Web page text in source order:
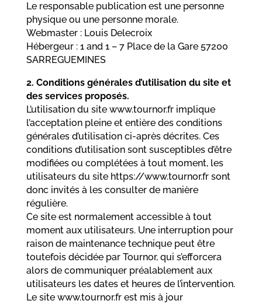
Le responsable publication est une personne
physique ou une personne morale.
Webmaster : Louis Delecroix
Hébergeur : 1 and 1 – 7 Place de la Gare 57200
SARREGUEMINES
2. Conditions générales d’utilisation du site et
des services proposés.
L’utilisation du site www.tournor.fr implique
l’acceptation pleine et entière des conditions
générales d’utilisation ci-après décrites. Ces
conditions d’utilisation sont susceptibles d’être
modifiées ou complétées à tout moment, les
utilisateurs du site https://www.tournor.fr sont
donc invités à les consulter de manière
régulière.
Ce site est normalement accessible à tout
moment aux utilisateurs. Une interruption pour
raison de maintenance technique peut être
toutefois décidée par Tournor, qui s’efforcera
alors de communiquer préalablement aux
utilisateurs les dates et heures de l’intervention.
Le site www.tournor.fr est mis à jour